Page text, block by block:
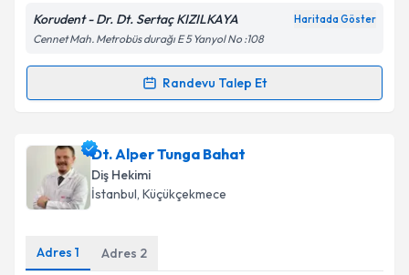
Kişisel verilerimin işlenmesine ilişkin
Metni'ni okudum ve kişisel verilerimin belirtilen
kapsamda işlenmesini kabul ediyorum.
Korudent - Dr. Dt. Sertaç KIZILKAYA Haritada Göster
Cennet Mah. Metrobüs durağı E 5 Yanyol No :108
Randevu Talep Et
Randevu Takvimi Talebi
Dt. Sertaç Kızılkayaiçin randevu takvimi talebi
oluşturun. Size bu uzmandan randevu almanız için bir
takvim hazırlandığında e-posta ile bilgilendireceğiz.
Dt. Alper Tunga Bahat
Diş Hekimi
İstanbul, Küçükçekmece
Adres 1 Adres 2